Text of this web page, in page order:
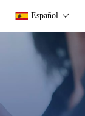
Español